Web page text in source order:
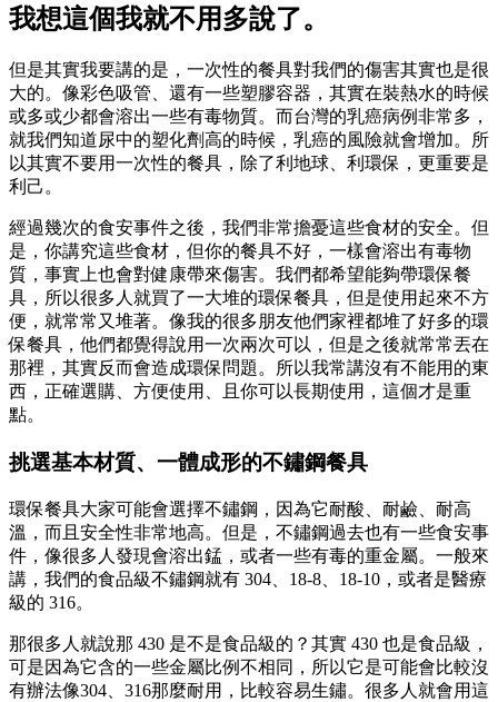
我想這個我就不用多說了。
但是其實我要講的是，一次性的餐具對我們的傷害其實也是很
大的。像彩色吸管、還有一些塑膠容器，其實在裝熱水的時候
或多或少都會溶出一些有毒物質。而台灣的乳癌病例非常多，
就我們知道尿中的塑化劑高的時候，乳癌的風險就會增加。所
以其實不要用一次性的餐具，除了利地球、利環保，更重要是
利己。
經過幾次的食安事件之後，我們非常擔憂這些食材的安全。但
是，你講究這些食材，但你的餐具不好，一樣會溶出有毒物
質，事實上也會對健康帶來傷害。我們都希望能夠帶環保餐
具，所以很多人就買了一大堆的環保餐具，但是使用起來不方
便，就常常又堆著。像我的很多朋友他們家裡都堆了好多的環
保餐具，他們都覺得說用一次兩次可以，但是之後就常常丟在
那裡，其實反而會造成環保問題。所以我常講沒有不能用的東
西，正確選購、方便使用、且你可以長期使用，這個才是重
點。
挑選基本材質、一體成形的不鏽鋼餐具
環保餐具大家可能會選擇不鏽鋼，因為它耐酸、耐鹼、耐高
溫，而且安全性非常地高。但是，不鏽鋼過去也有一些食安事
件，像很多人發現會溶出錳，或者一些有毒的重金屬。一般來
講，我們的食品級不鏽鋼就有 304、18-8、18-10，或者是醫療
級的 316。
那很多人就說那 430 是不是食品級的？其實 430 也是食品級，
可是因為它含的一些金屬比例不相同，所以它是可能會比較沒
有辦法像304、316那麼耐用，比較容易生鏽。很多人就會用這